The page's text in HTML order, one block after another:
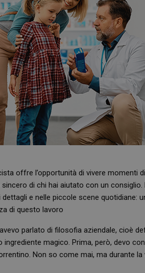
offre l’opportunità di vivere momenti
di chi hai aiutato con un
e nelle piccole scene quotidiane:
di questo lavoro
parlato di filosofia aziendale, cioè
ingrediente magico. Prima, però, devo
Non so come mai, ma durante